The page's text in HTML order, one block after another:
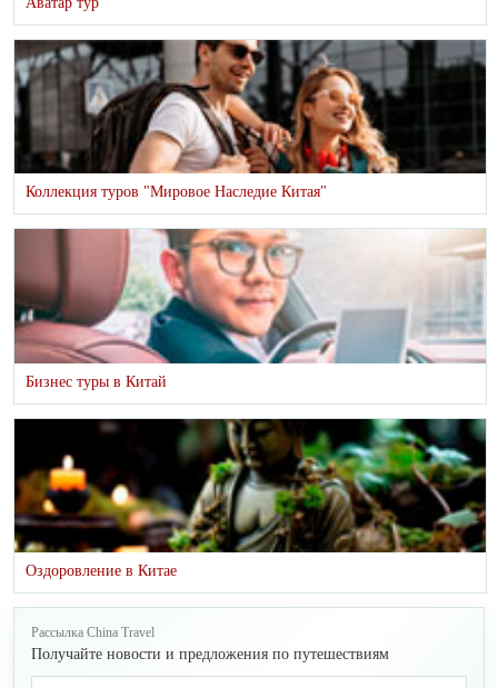
Коллекция туров "Мировое Наследие Китая"
Бизнес туры в Китай
Оздоровление в Китае
Рассылка China Travel
Получайте новости и предложения по путешествиям